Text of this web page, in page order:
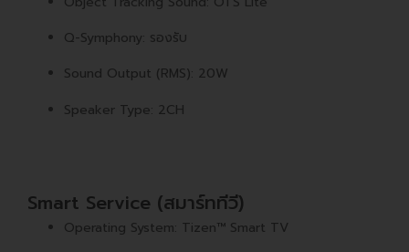
Q-Symphony: รองรับ
Sound Output (RMS): 20W
Speaker Type: 2CH
Smart Service (สมาร์ททีวี)
Operating System: Tizen™ Smart TV